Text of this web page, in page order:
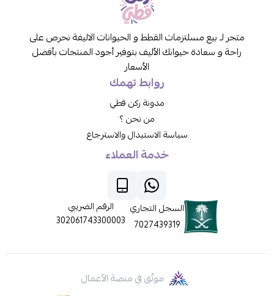
متجر لـ بيع مسلتزمات القطط و الحيوانات الاليفة نحرص على
راحة و سعادة حيوانك الأليف بتوفير أجود المنتجات بأفضل
الأسعار
روابط تهمك
مدونة ركن قطي
من نحن ؟
سياسة الاستبدال والاسترجاع
خدمة العملاء
السجل التجاري
7027439319
الرقم الضريبي
302061743300003
موثّق في منصة الأعمال